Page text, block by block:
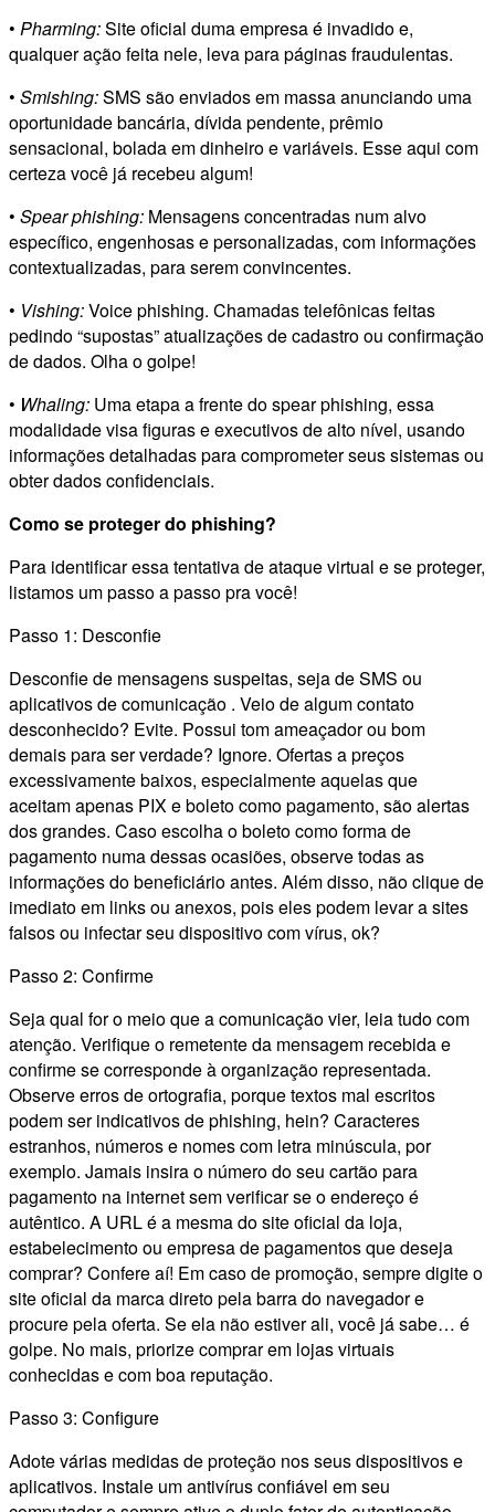
• Pharming:Site oficial duma empresa é invadido e,
qualquer ação feita nele, leva para páginas fraudulentas.
• Smishing:SMS são enviados em massa anunciando uma
oportunidade bancária, dívida pendente, prêmio
sensacional, bolada em dinheiro e variáveis. Esse aqui com
certeza você já recebeu algum!
• Spear phishing: Mensagens concentradas num alvo
específico, engenhosas e personalizadas, com informações
contextualizadas, para serem convincentes.
• Vishing:Voice phishing. Chamadas telefônicas feitas
pedindo “supostas” atualizações de cadastro ou confirmação
de dados. Olha o golpe!
• Whaling: Uma etapa a frente do spear phishing, essa
modalidade visa figuras e executivos de alto nível, usando
informações detalhadas para comprometer seus sistemas ou
obter dados confidenciais.
Como se proteger do phishing?
Para identificar essa tentativa de ataque virtual e se proteger,
listamos um passo a passo pra você!
Passo 1: Desconfie
Desconfie de mensagens suspeitas, seja de SMS ou
aplicativos de comunicação . Veio de algum contato
desconhecido? Evite. Possui tom ameaçador ou bom
demais para ser verdade? Ignore. Ofertas a preços
excessivamente baixos, especialmente aquelas que
aceitam apenas PIX e boleto como pagamento, são alertas
dos grandes. Caso escolha o boleto como forma de
pagamento numa dessas ocasiões, observe todas as
informações do beneficiário antes. Além disso, não clique de
imediato em links ou anexos, pois eles podem levar a sites
falsos ou infectar seu dispositivo com vírus, ok?
Passo 2: Confirme
Seja qual for o meio que a comunicação vier, leia tudo com
atenção. Verifique o remetente da mensagem recebida e
confirme se corresponde à organização representada.
Observe erros de ortografia, porque textos mal escritos
podem ser indicativos de phishing, hein? Caracteres
estranhos, números e nomes com letra minúscula, por
exemplo. Jamais insira o número do seu cartão para
pagamento na internet sem verificar se o endereço é
autêntico. A URL é a mesma do site oficial da loja,
estabelecimento ou empresa de pagamentos que deseja
comprar? Confere aí! Em caso de promoção, sempre digite o
site oficial da marca direto pela barra do navegador e
procure pela oferta. Se ela não estiver ali, você já sabe… é
golpe. No mais, priorize comprar em lojas virtuais
conhecidas e com boa reputação.
Passo 3: Configure
Adote várias medidas de proteção nos seus dispositivos e
aplicativos. Instale um antivírus confiável em seu